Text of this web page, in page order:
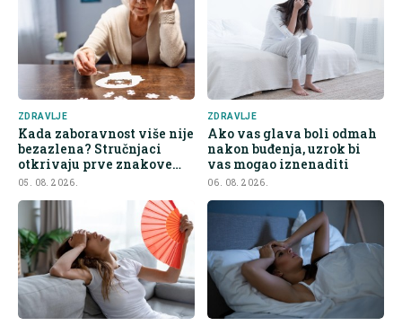
ZDRAVLJE
Kada zaboravnost više nije
bezazlena? Stručnjaci
otkrivaju prve znakove
demencije
05. 08. 2026.
ZDRAVLJE
Ako vas glava boli odmah
nakon buđenja, uzrok bi
vas mogao iznenaditi
06. 08. 2026.